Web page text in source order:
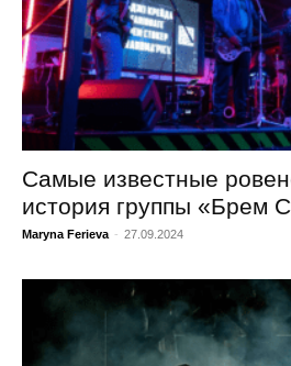
Самые известные
история группы «Брем
Maryna Ferieva - 27.09.2024